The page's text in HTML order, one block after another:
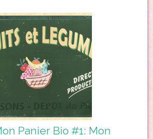
Panier Bio #1: Mon